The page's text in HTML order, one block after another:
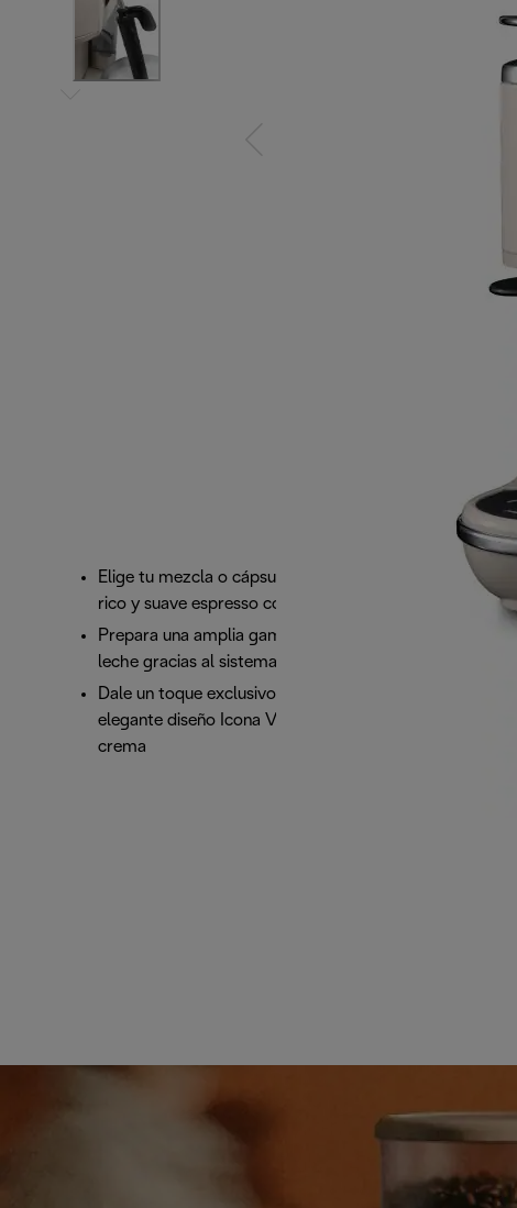
Elige tu mezcla o cápsula favorita y prepárate un
rico y suave espresso con una crema perfecta
Prepara una amplia gama de bebidas a base de
leche gracias al sistema Cappuccino manual
Dale un toque exclusivo a tu cocina con este
elegante diseño Icona Vintage en color caoba y
crema